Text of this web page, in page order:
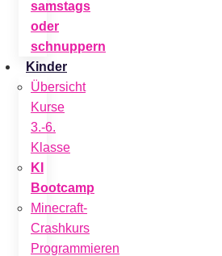
samstags
oder
schnuppern
Kinder
Übersicht
Kurse
3.-6.
Klasse
KI
Bootcamp
Minecraft-
Crashkurs
Programmieren